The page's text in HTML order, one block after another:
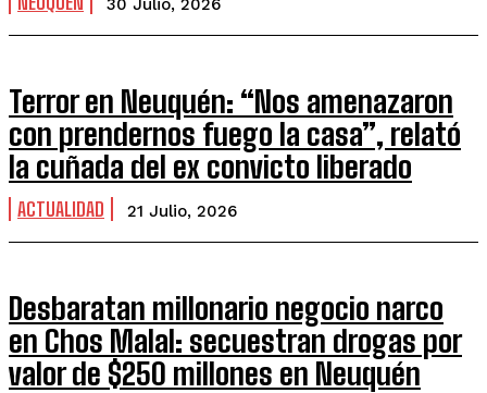
30 Julio, 2026
Terror en Neuquén: “Nos amenazaron
con prendernos fuego la casa”, relató
la cuñada del ex convicto liberado
ACTUALIDAD 21 Julio, 2026
Desbaratan millonario negocio narco
en Chos Malal: secuestran drogas por
valor de $250 millones en Neuquén